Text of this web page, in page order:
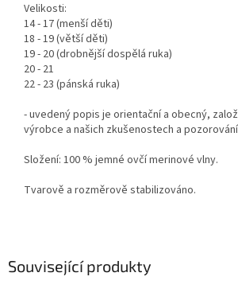
Související produkty
Velikosti:
14 - 17 (menší děti)
18 - 19 (větší děti)
19 - 20 (drobnější dospělá ruka)
20 - 21
22 - 23 (pánská ruka)
- uvedený popis je orientační a obecný,
výrobce a našich zkušenostech a
Složení: 100 % jemné ovčí merinové vlny.
Tvarově a rozměrově stabilizováno.